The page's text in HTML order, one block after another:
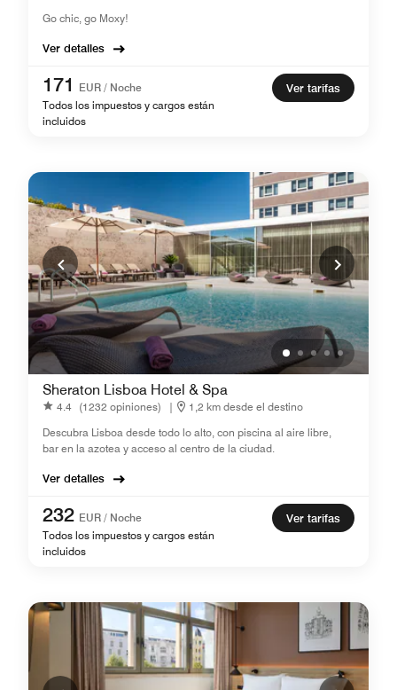
Go chic, go Moxy!
Ver detalles
171
EUR / Noche
Todos los impuestos y cargos están
incluidos
Ver tarifas
Sheraton Lisboa Hotel & Spa
4.4 (1232 opiniones) |
1,2 km desde el destino
Descubra Lisboa desde todo lo alto, con piscina al aire libre,
bar en la azotea y acceso al centro de la ciudad.
Ver detalles
232 EUR / Noche
Todos los impuestos y cargos están
incluidos
Ver tarifas